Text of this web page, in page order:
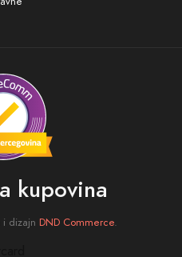
kupovina
dizajn DND Commerce.